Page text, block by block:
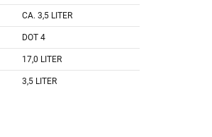
CA. 3,5 LITER
DOT 4
17,0 LITER
3,5 LITER